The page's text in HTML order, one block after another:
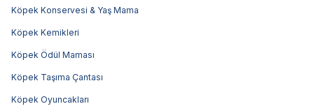
Köpek Konservesi & Yaş Mama
Köpek Kemikleri
Köpek Ödül Maması
Köpek Taşıma Çantası
Köpek Oyuncakları